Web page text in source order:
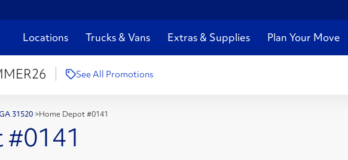
Locations Trucks & Vans Extras & Supplies Plan Your Move
See All Promotions
31520 >Home Depot #0141
#0141